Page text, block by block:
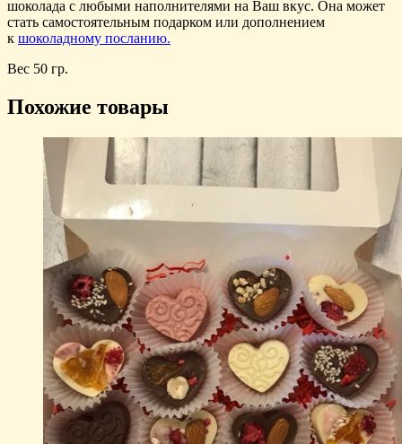
шоколада с любыми наполнителями на Ваш вкус. Она может
стать самостоятельным подарком или дополнением
к шоколадному посланию.
Вес 50 гр.
Похожие товары